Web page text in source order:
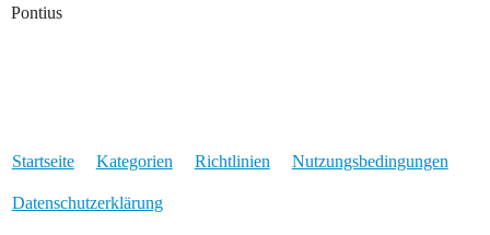
Pontius
Startseite Kategorien Richtlinien Nutzungsbedingungen
Datenschutzerklärung